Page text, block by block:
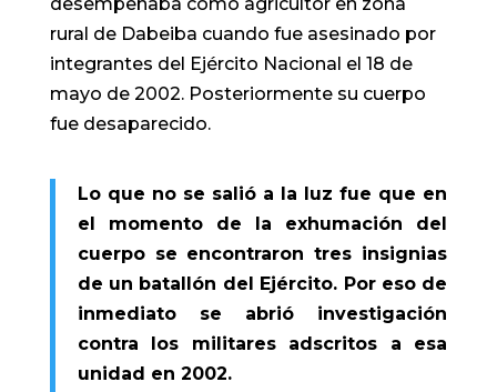
rural de Dabeiba cuando fue asesinado por
integrantes del Ejército Nacional el 18 de
mayo de 2002. Posteriormente su cuerpo
fue desaparecido.
Lo que no se salió a la luz fue que en
el momento de la exhumación del
cuerpo se encontraron tres insignias
de un batallón del Ejército. Por eso de
inmediato se abrió investigación
contra los militares adscritos a esa
unidad en 2002.